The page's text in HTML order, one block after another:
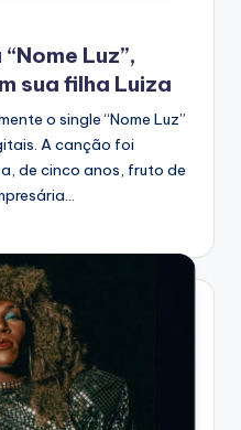
Luz”,
sua filha Luiza
o single “Nome Luz”
A canção foi
de cinco anos, fruto de